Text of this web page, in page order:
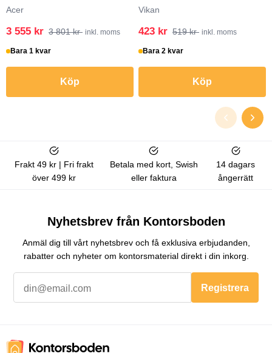
Acer
3 555 kr 3 801 kr inkl. moms
Bara 1 kvar
Köp
Vikan
423 kr 519 kr inkl. moms
Bara 2 kvar
Köp
Frakt 49 kr | Fri frakt
över 499 kr
Betala med kort, Swish
eller faktura
14 dagars
ångerrätt
Nyhetsbrev från Kontorsboden
Anmäl dig till vårt nyhetsbrev och få exklusiva erbjudanden,
rabatter och nyheter om kontorsmaterial direkt i din inkorg.
Registrera